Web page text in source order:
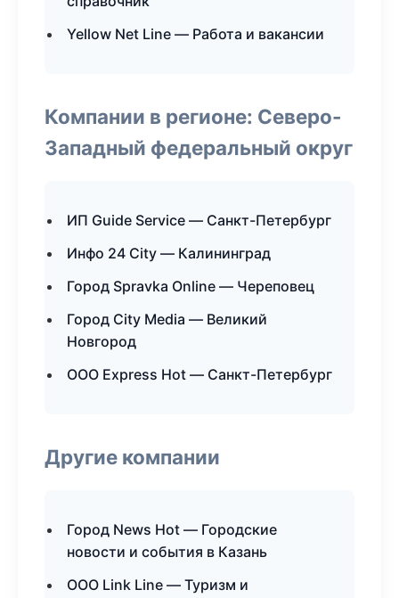
Yellow Net Line — Работа и вакансии
Компании в регионе: Северо-
Западный федеральный округ
ИП Guide Service — Санкт-Петербург
Инфо 24 City — Калининград
Город Spravka Online — Череповец
Город City Media — Великий
Новгород
ООО Express Hot — Санкт-Петербург
Другие компании
Город News Hot — Городские
новости и события в Казань
ООО Link Line — Туризм и